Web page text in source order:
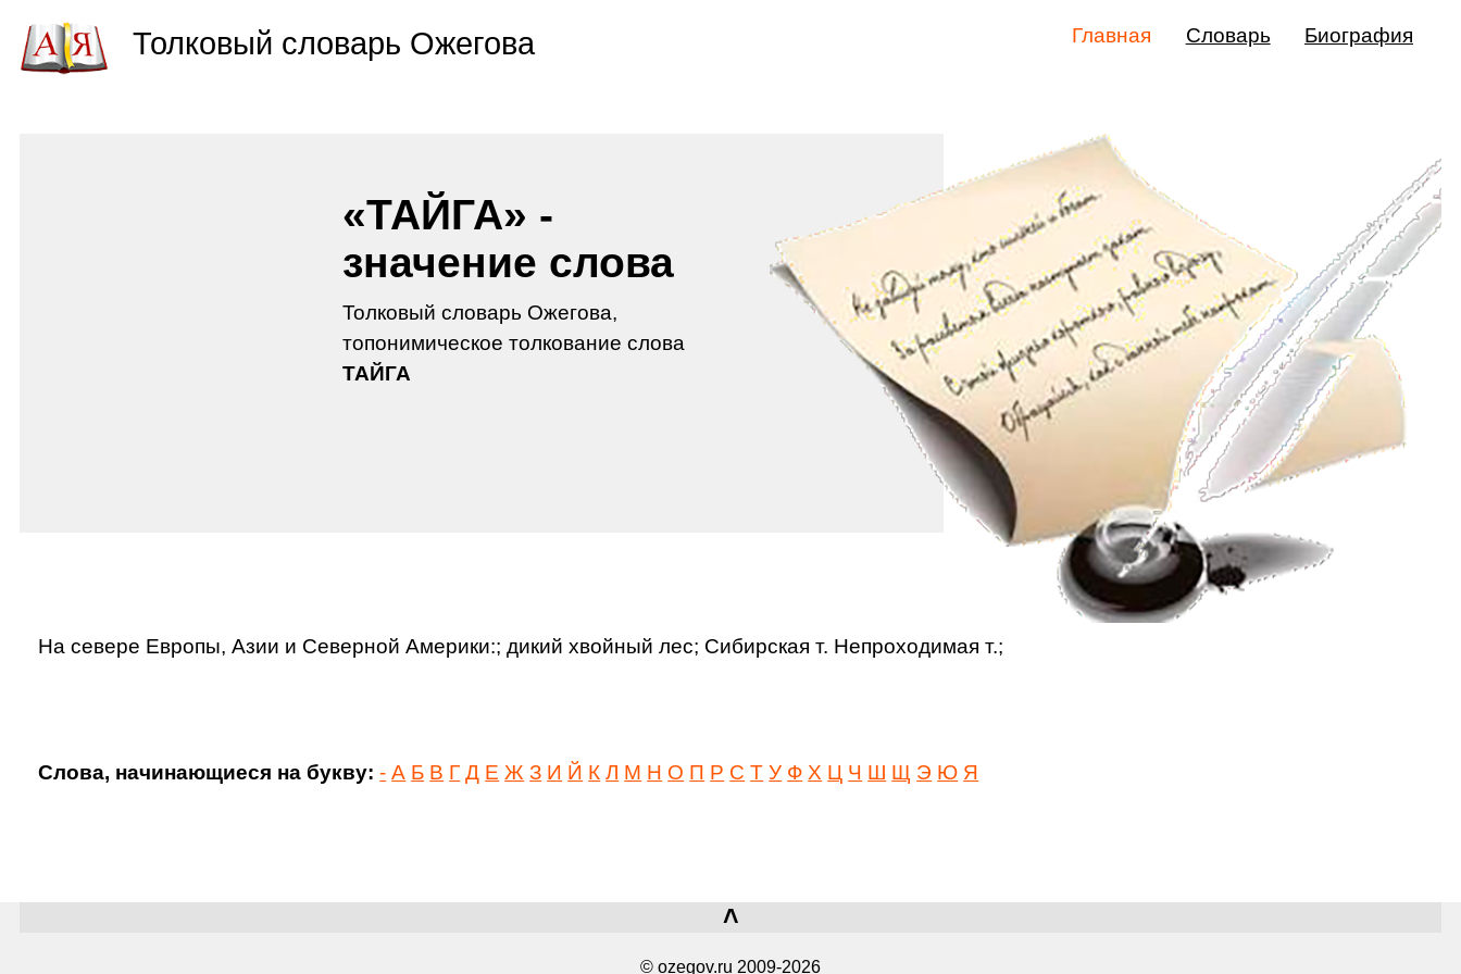
«ТАЙГА» -
значение слова
Толковый словарь Ожегова,
топонимическое толкование слова
ТАЙГА
На севере Европы, Азии и Северной Америки:; дикий хвойный лес; Сибирская т. Непроходимая т.;
Слова, начинающиеся на букву: - А Б В Г Д Е Ж З И Й К Л М Н О П Р С Т У Ф Х Ц Ч Ш Щ Э Ю Я
˄
© ozegov.ru 2009-2026
Толковый словарь Ожегова Главная Словарь Биография